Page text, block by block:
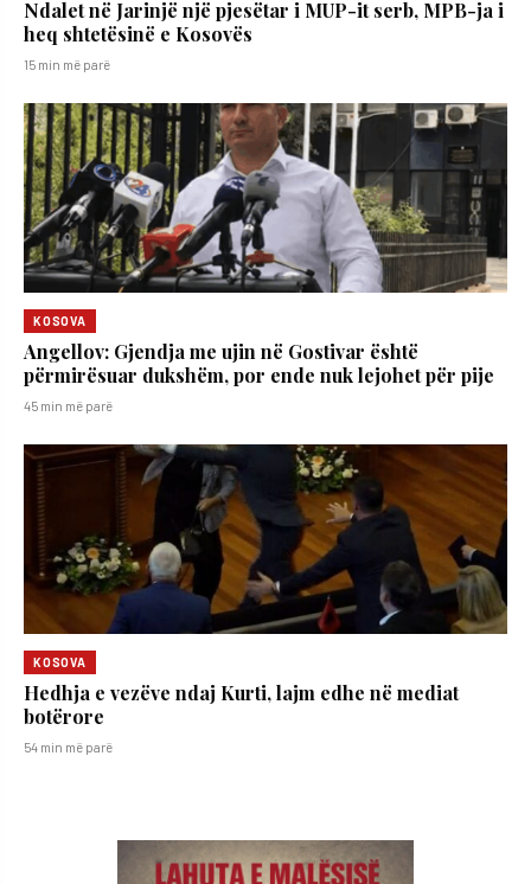
Ndalet në Jarinjë një pjesëtar i MUP-it serb, MPB-ja i
heq shtetësinë e Kosovës
15 min më parë
KOSOVA
Angellov: Gjendja me ujin në Gostivar është
përmirësuar dukshëm, por ende nuk lejohet për pije
45 min më parë
KOSOVA
Hedhja e vezëve ndaj Kurti, lajm edhe në mediat
botërore
54 min më parë